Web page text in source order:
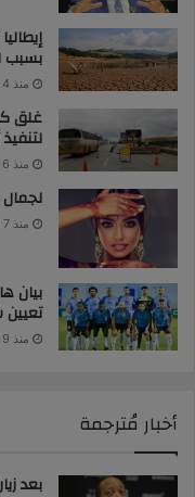
بسبب
منذ 4 دقائق
منذ 6 دقائق
منذ 7 دقائق
بيان
منذ 9 دقائق
أخبار مُترجمة
بعد